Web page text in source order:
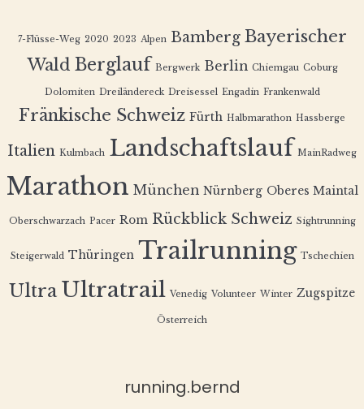
7-Flüsse-Weg 2020 2023 Alpen Bamberg Bayerischer
Wald Berglauf Bergwerk Berlin Chiemgau Coburg
Dolomiten Dreiländereck Dreisessel Engadin Frankenwald
Fränkische Schweiz Fürth Halbmarathon Hassberge
Italien Kulmbach Landschaftslauf MainRadweg
Marathon München Nürnberg Oberes Maintal
Oberschwarzach Pacer Rom Rückblick Schweiz Sightrunning
Steigerwald Thüringen Trailrunning Tschechien
Ultra Ultratrail Venedig Volunteer Winter Zugspitze
Österreich
running.bernd